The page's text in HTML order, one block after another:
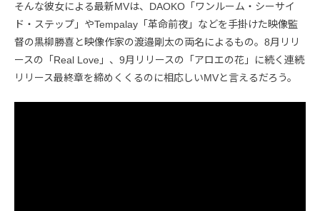
そんな彼女による最新MVは、DAOKO「ワンルーム・シーサイ
ド・ステップ」やTempalay「革命前夜」などを手掛けた映像監
督の黒柳勝喜と映像作家の渡邉剛太の両名によるもの。8月リリ
ースの「Real Love」、9月リリースの「アロエの花」に続く連続
リリース最終章を締めくくるのに相応しいMVと言えるだろう。